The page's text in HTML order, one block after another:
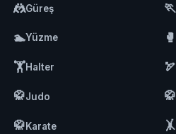
🤼Güreş 🏃
🏊Yüzme 🥊
🏋️Halter 🏹
🥋Judo 🥋
🥋Karate 🤸